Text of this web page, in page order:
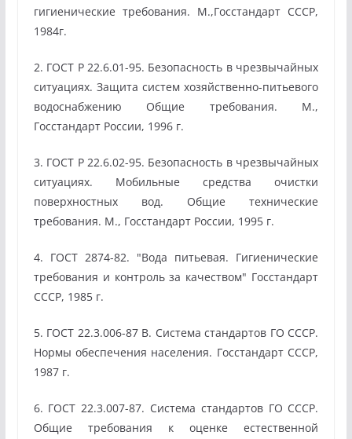
гигиенические требования. М.,Госстандарт СССР,
1984г.
2. ГОСТ Р 22.6.01-95. Безопасность в чрезвычайных
ситуациях. Защита систем хозяйственно-питьевого
водоснабжению Общие требования. М.,
Госстандарт России, 1996 г.
3. ГОСТ Р 22.6.02-95. Безопасность в чрезвычайных
ситуациях. Мобильные средства очистки
поверхностных вод. Общие технические
требования. М., Госстандарт России, 1995 г.
4. ГОСТ 2874-82. "Вода питьевая. Гигиенические
требования и контроль за качеством" Госстандарт
СССР, 1985 г.
5. ГОСТ 22.3.006-87 В. Система стандартов ГО СССР.
Нормы обеспечения населения. Госстандарт СССР,
1987 г.
6. ГОСТ 22.3.007-87. Система стандартов ГО СССР.
Общие требования к оценке естественной